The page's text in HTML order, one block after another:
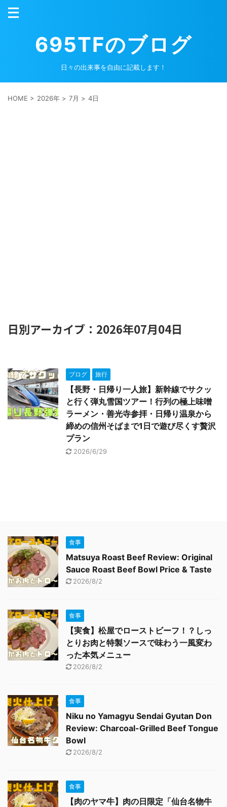
695TFのブログ
日々の出来事を自由に記載します！
HOME > 2026年 > 7月 > 4日
日別アーカイブ：2026年07月04日
ブログ 旅行
【長野・日帰り一人旅】新幹線でサクッ
と行く弾丸雪国ツアー！行列の極上味噌
ラーメン・善光寺参拝・日帰り温泉から
締めの信州そばまで1日で遊び尽くす贅沢
プラン
2026/6/29
食事
Matsuya Roast Beef Review: Original
Sauce Roast Beef Bowl Price & Taste
2026/8/2
食事
【実食】松屋でローストビーフ！？しっ
とりお肉と特製ソースで味わう一風変わ
った本気メニュー
2026/8/2
食事
Niku no Yamagyu Sendai Gyutan Don
Review: Charcoal-Grilled Beef Tongue
Bowl
2026/8/2
食事
【肉のヤマ牛】肉の日限定「仙台名物牛